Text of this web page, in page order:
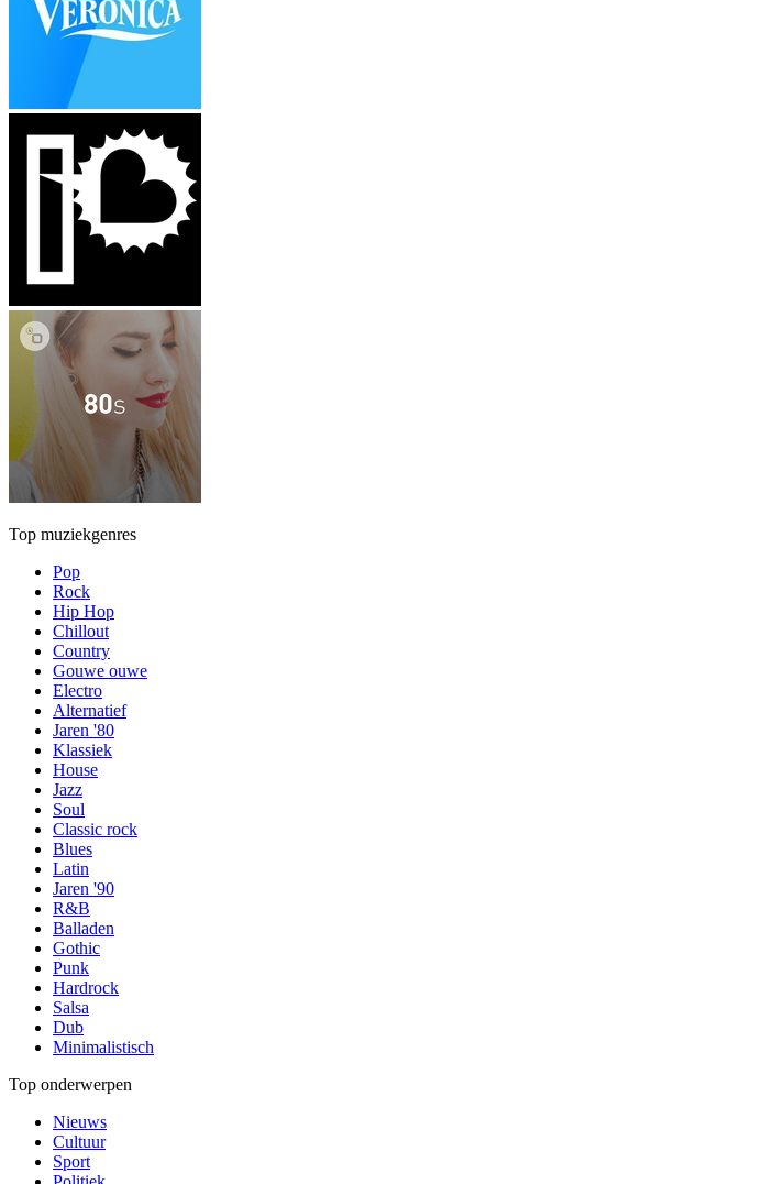
Top muziekgenres
Pop
Rock
Hip Hop
Chillout
Country
Gouwe ouwe
Electro
Alternatief
Jaren '80
Klassiek
House
Jazz
Soul
Classic rock
Blues
Latin
Jaren '90
R&B
Balladen
Gothic
Punk
Hardrock
Salsa
Dub
Minimalistisch
Top onderwerpen
Nieuws
Cultuur
Sport